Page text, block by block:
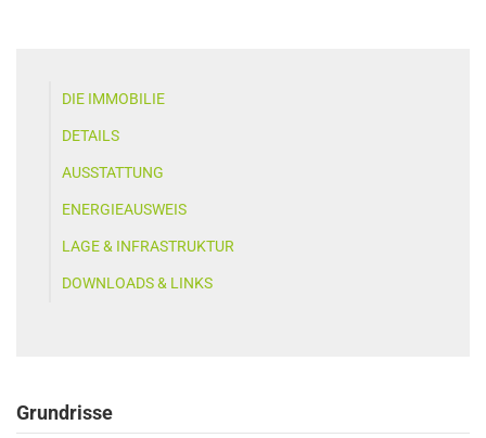
DIE IMMOBILIE
DETAILS
AUSSTATTUNG
ENERGIEAUSWEIS
LAGE & INFRASTRUKTUR
DOWNLOADS & LINKS
Grundrisse